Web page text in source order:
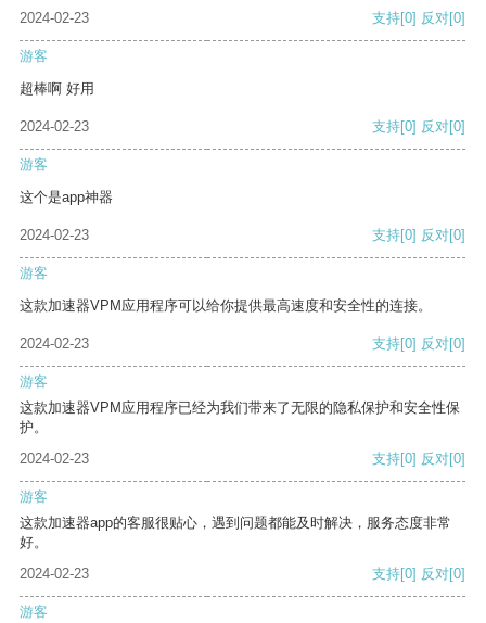
2024-02-23 支持[0] 反对[0]
游客
超棒啊 好用
2024-02-23 支持[0] 反对[0]
游客
这个是app神器
2024-02-23 支持[0] 反对[0]
游客
这款加速器VPM应用程序可以给你提供最高速度和安全性的连接。
2024-02-23 支持[0] 反对[0]
游客
这款加速器VPM应用程序已经为我们带来了无限的隐私保护和安全性保
护。
2024-02-23
支持[0] 反对[0]
游客
这款加速器app的客服很贴心，遇到问题都能及时解决，服务态度非常
好。
2024-02-23
支持[0] 反对[0]
游客